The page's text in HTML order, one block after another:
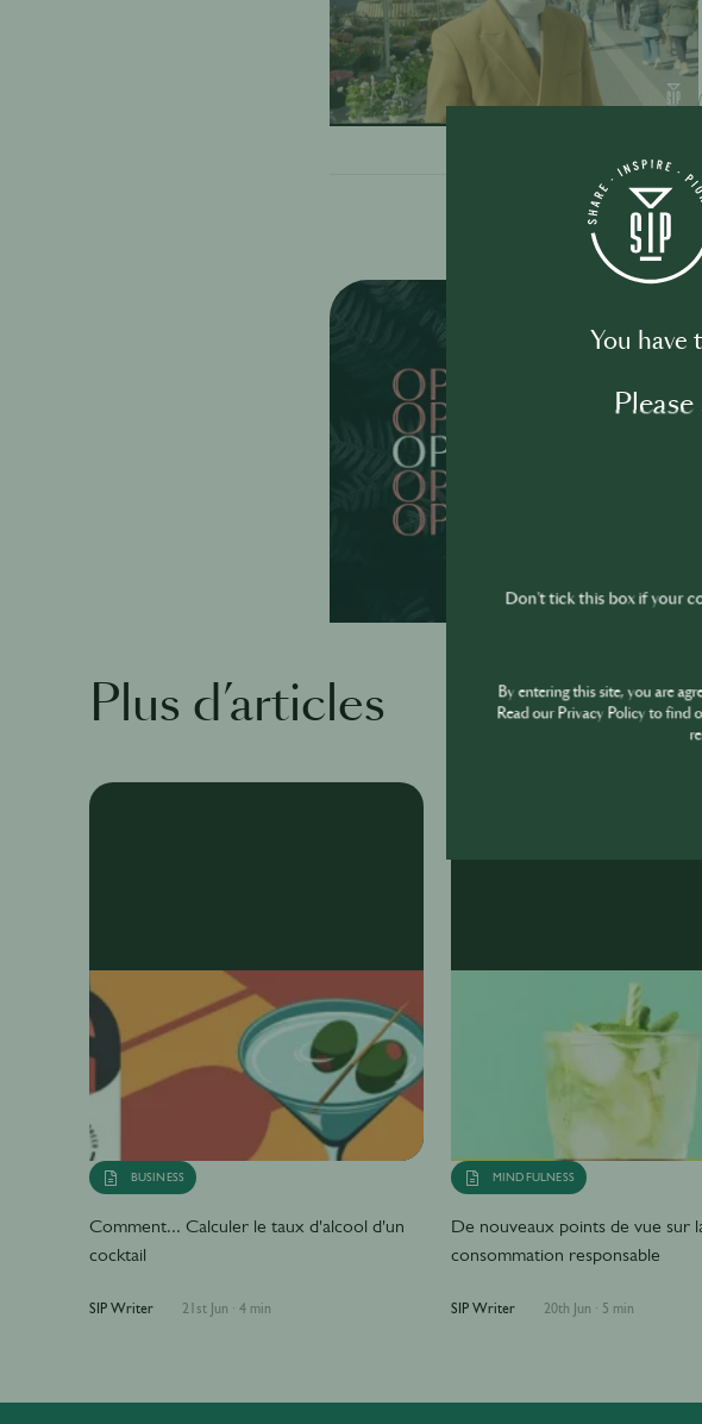
Plus d’articles
BUSINESS
Comment... Calculer le taux d'alcool d'un
cocktail
SIP Writer 21st Jun · 4 min
MINDFULNESS
De nouveaux points de vue sur
consommation responsable
SIP Writer 20th Jun · 5 min
You have
Don't tick this box if your
By entering this site, you are
Read our Privacy Policy to find